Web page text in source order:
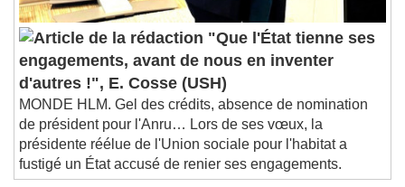
"Que l'État tienne ses
engagements, avant de nous en inventer
d'autres !", E. Cosse (USH)
MONDE HLM. Gel des crédits, absence de nomination
de président pour l'Anru… Lors de ses vœux, la
présidente réélue de l'Union sociale pour l'habitat a
fustigé un État accusé de renier ses engagements.